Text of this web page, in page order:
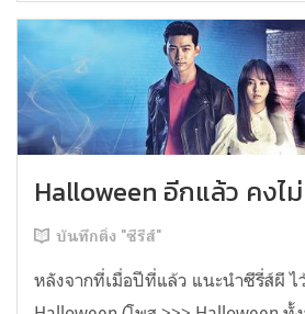
Halloween อีกแล้ว คงไ
บันทึกติ่ง "ซีรีส์"
หลังจากที่เมื่อปีที่แล้ว แนะนำซีรี่ส์ผี ไ